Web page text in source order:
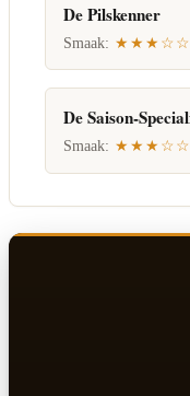
De Pilskenner
Smaak: ★★★☆☆
De Saison-
Smaak: ★★★☆☆